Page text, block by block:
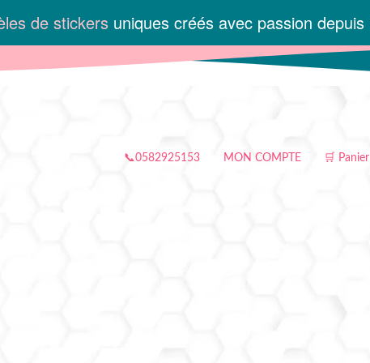
de stickers uniques créés avec passion depuis
📞0582925153 MON COMPTE 🛒 Panier